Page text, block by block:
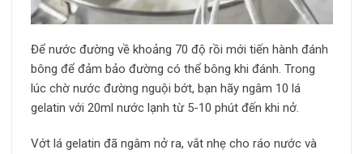
Để nước đường về khoảng 70 độ rồi mới tiến hành đánh
bông để đảm bảo đường có thể bông khi đánh. Trong
lúc chờ nước đường nguội bớt, bạn hãy ngâm 10 lá
gelatin với 20ml nước lạnh từ 5-10 phút đến khi nở.
Vớt lá gelatin đã ngâm nở ra, vắt nhẹ cho ráo nước và